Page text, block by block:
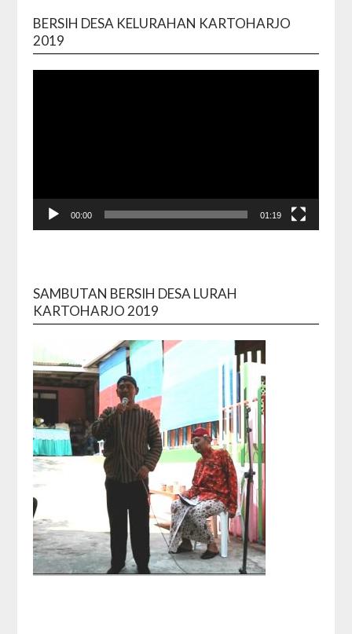
BERSIH DESA KELURAHAN KARTOHARJO
2019
00:00 01:19
SAMBUTAN BERSIH DESA LURAH
KARTOHARJO 2019